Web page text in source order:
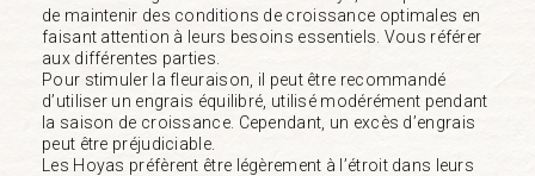
de maintenir des conditions de croissance optimales en
faisant attention à leurs besoins essentiels. Vous référer
aux différentes parties.
Pour stimuler la fleuraison, il peut être recommandé
d’utiliser un engrais équilibré, utilisé modérément pendant
la saison de croissance. Cependant, un excès d’engrais
peut être préjudiciable.
Les Hoyas préfèrent être légèrement à l’étroit dans leurs